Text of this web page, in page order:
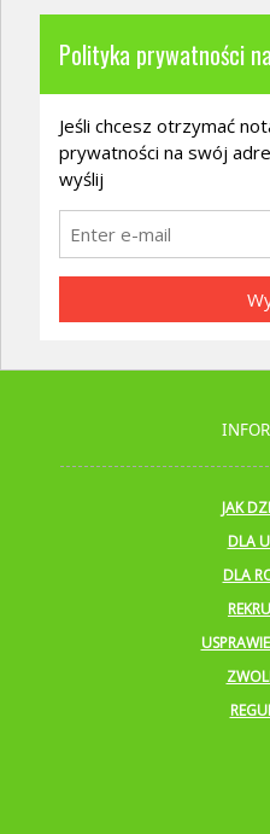
Polityka prywatności
Jeśli chcesz otrzymać
prywatności na swój
wyślij
JAK
DLA
DLA